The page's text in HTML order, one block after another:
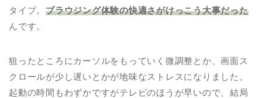
タイプ。ブラウジング体験の快適さがけっこう大事だった
んです。
狙ったところにカーソルをもっていく微調整とか、画面ス
クロールが少し遅いとかが地味なストレスになりました。
起動の時間もわずかですがテレビのほうが早いので、結局